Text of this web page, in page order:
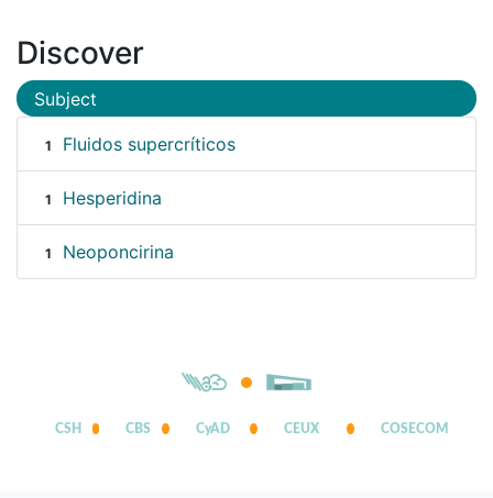
Discover
Subject
1 Fluidos supercríticos
1 Hesperidina
1 Neoponcirina
CSH CBS CyAD CEUX COSECOM